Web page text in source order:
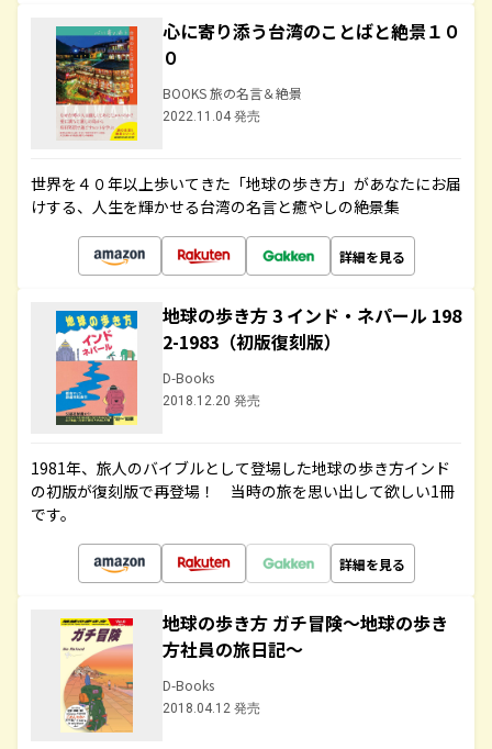
心に寄り添う台湾のことばと絶景１０
０
BOOKS 旅の名言＆絶景
2022.11.04 発売
世界を４０年以上歩いてきた「地球の歩き方」があなたにお届
けする、人生を輝かせる台湾の名言と癒やしの絶景集
詳細を見る
地球の歩き方 3 インド・ネパール 198
2-1983（初版復刻版）
D-Books
2018.12.20 発売
1981年、旅人のバイブルとして登場した地球の歩き方インド
の初版が復刻版で再登場！ 当時の旅を思い出して欲しい1冊
です。
詳細を見る
地球の歩き方 ガチ冒険～地球の歩き
方社員の旅日記～
D-Books
2018.04.12 発売